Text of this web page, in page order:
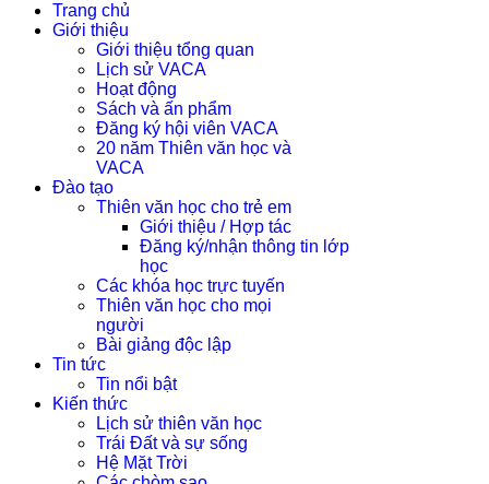
Trang chủ
Giới thiệu
Giới thiệu tổng quan
Lịch sử VACA
Hoạt động
Sách và ấn phẩm
Đăng ký hội viên VACA
20 năm Thiên văn học và
VACA
Đào tạo
Thiên văn học cho trẻ em
Giới thiệu / Hợp tác
Đăng ký/nhận thông tin lớp
học
Các khóa học trực tuyến
Thiên văn học cho mọi
người
Bài giảng độc lập
Tin tức
Tin nổi bật
Kiến thức
Lịch sử thiên văn học
Trái Đất và sự sống
Hệ Mặt Trời